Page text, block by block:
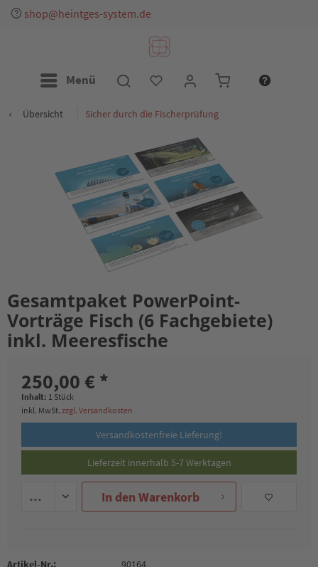
shop@heintges-system.de
Menü
Übersicht Sicher durch die Fischerprüfung
Gesamtpaket PowerPoint-
Vorträge Fisch (6 Fachgebiete)
inkl. Meeresfische
250,00 € *
Inhalt: 1 Stück
inkl. MwSt. zzgl. Versandkosten
Versandkostenfreie Lieferung!
Lieferzeit innerhalb 5-7 Werktagen
In den Warenkorb
Artikel-Nr.: 90164